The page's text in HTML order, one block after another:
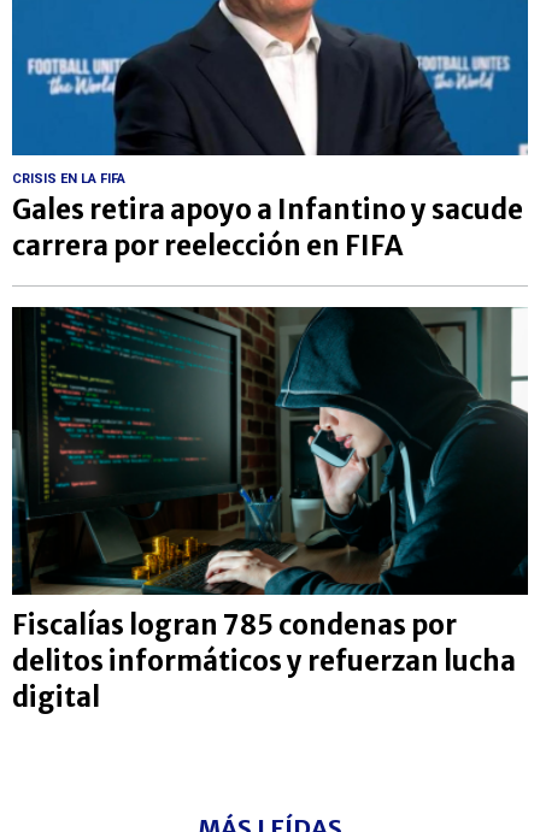
CRISIS EN LA FIFA
Gales retira apoyo a Infantino y sacude
carrera por reelección en FIFA
Fiscalías logran 785 condenas por
delitos informáticos y refuerzan lucha
digital